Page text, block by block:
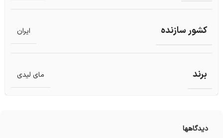
کشور سازنده ایران
برند مای لیدی
دیدگاهها